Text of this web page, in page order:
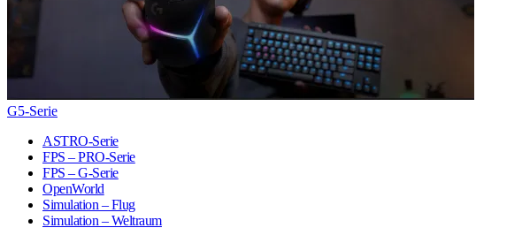
G5-Serie
ASTRO-Serie
FPS – PRO-Serie
FPS – G-Serie
OpenWorld
Simulation – Flug
Simulation – Weltraum